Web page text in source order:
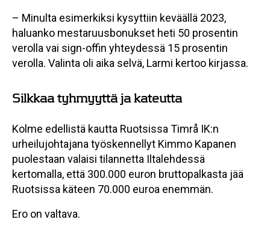
– Minulta esimerkiksi kysyttiin keväällä 2023,
haluanko mestaruusbonukset heti 50 prosentin
verolla vai sign-offin yhteydessä 15 prosentin
verolla. Valinta oli aika selvä, Larmi kertoo kirjassa.
Silkkaa tyhmyyttä ja kateutta
Kolme edellistä kautta Ruotsissa Timrå IK:n
urheilujohtajana työskennellyt Kimmo Kapanen
puolestaan valaisi tilannetta Iltalehdessä
kertomalla, että 300.000 euron bruttopalkasta jää
Ruotsissa käteen 70.000 euroa enemmän.
Ero on valtava.